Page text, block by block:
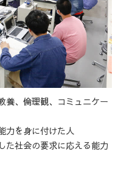
養、倫理観、コミュニケー
力を身に付けた人
た社会の要求に応える能力